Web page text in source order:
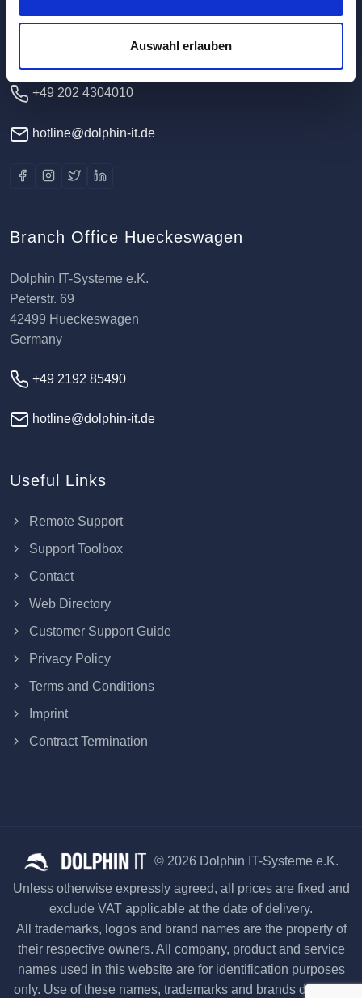
Auswahl erlauben
Clausewitzstr. 47A
+49 202 4304010
hotline@dolphin-it.de
Branch Office Hueckeswagen
Dolphin IT-Systeme e.K.
Peterstr. 69
42499 Hueckeswagen
Germany
+49 2192 85490
hotline@dolphin-it.de
Useful Links
Remote Support
Support Toolbox
Contact
Web Directory
Customer Support Guide
Privacy Policy
Terms and Conditions
Imprint
Contract Termination
© 2026 Dolphin IT-Systeme e.K.
Unless otherwise expressly agreed, all prices are fixed and
exclude VAT applicable at the date of delivery.
All trademarks, logos and brand names are the property of
their respective owners. All company, product and service
names used in this website are for identification purposes
only. Use of these names, trademarks and brands does not